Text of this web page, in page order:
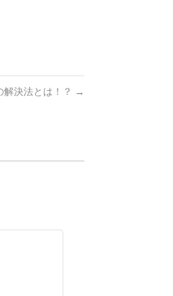
決法とは！？ →